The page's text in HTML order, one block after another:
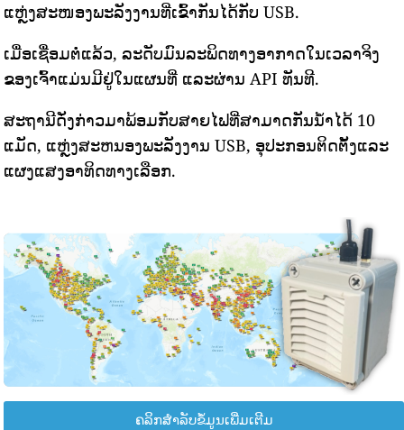
ແຫຼ່ງສະໜອງພະລັງງານທີ່ເຂົ້າກັນໄດ້ກັບ USB.
ເມື່ອເຊື່ອມຕໍ່ແລ້ວ, ລະດັບມົນລະພິດທາງອາກາດໃນເວລາຈິງ
ຂອງເຈົ້າແມ່ນມີຢູ່ໃນແຜນທີ່ ແລະຜ່ານ API ທັນທີ.
ສະຖານີດັ່ງກ່າວມາພ້ອມກັບສາຍໄຟທີ່ສາມາດກັນນ້ໍາໄດ້ 10
ແມັດ, ແຫຼ່ງສະຫນອງພະລັງງານ USB, ອຸປະກອນຕິດຕັ້ງແລະ
ແຜງແສງອາທິດທາງເລືອກ.
ຄລິກສຳລັບຂໍ້ມູນເພີ່ມເຕີມ